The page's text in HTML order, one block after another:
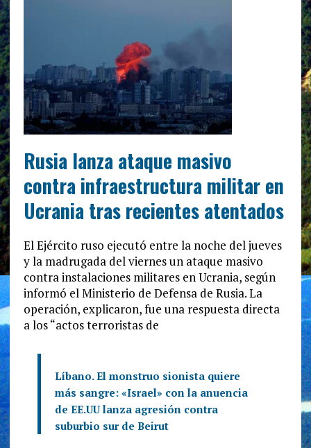
Rusia lanza ataque masivo
contra infraestructura militar en
Ucrania tras recientes atentados
El Ejército ruso ejecutó entre la noche del jueves
y la madrugada del viernes un ataque masivo
contra instalaciones militares en Ucrania, según
informó el Ministerio de Defensa de Rusia. La
operación, explicaron, fue una respuesta directa
a los “actos terroristas de
Líbano. El monstruo sionista quiere
más sangre: «Israel» con la anuencia
de EE.UU lanza agresión contra
suburbio sur de Beirut